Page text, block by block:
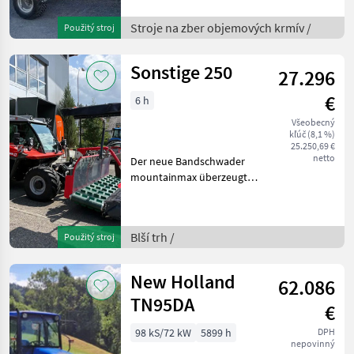
Použitý stroj
fürs steile Gelände, da die
Ballen gehalten werden
Stroje na zber objemových krmív /
Použitý stroj
Sonstige 250
27.296
€
Všeobecný
kľúč (8,1 %)
25.250,69 €
netto
6 h
Der neue Bandschwader
mountainmax überzeugt
gesteuerten Zinken, welche
durch die gependelte
Blší trh /
New Holland
TN95DA
62.086
€
DPH
nepovinný
98 kS/72 kW 5899 h